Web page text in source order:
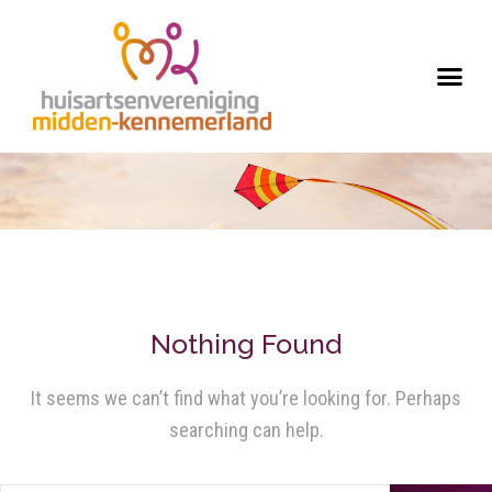
Nothing Found
It seems we can’t find what you’re looking for. Perhaps
searching can help.